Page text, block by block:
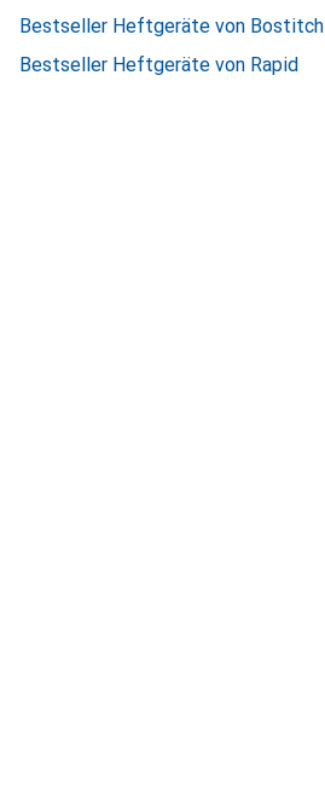
Bestseller Heftgeräte von Bostitch
Bestseller Heftgeräte von Rapid